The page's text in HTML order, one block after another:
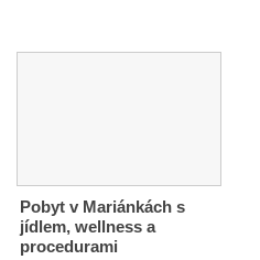
Pobyt v Mariánkách s
jídlem, wellness a
procedurami